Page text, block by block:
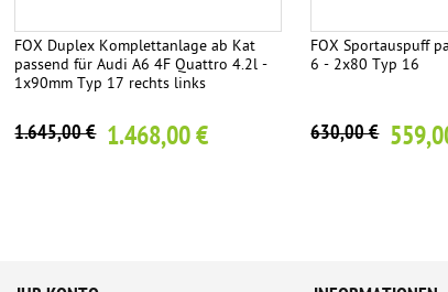
FOX Duplex Komplettanlage ab Kat
passend für Audi A6 4F Quattro 4.2l -
1x90mm Typ 17 rechts links
1.645,00 € 1.468,00 €
FOX Sportauspuff
6 - 2x80 Typ 16
630,00 €